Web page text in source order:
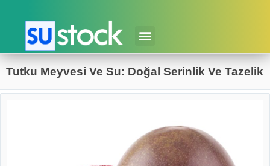
Tutku Meyvesi Ve Su: Doğal Serinlik Ve Tazelik